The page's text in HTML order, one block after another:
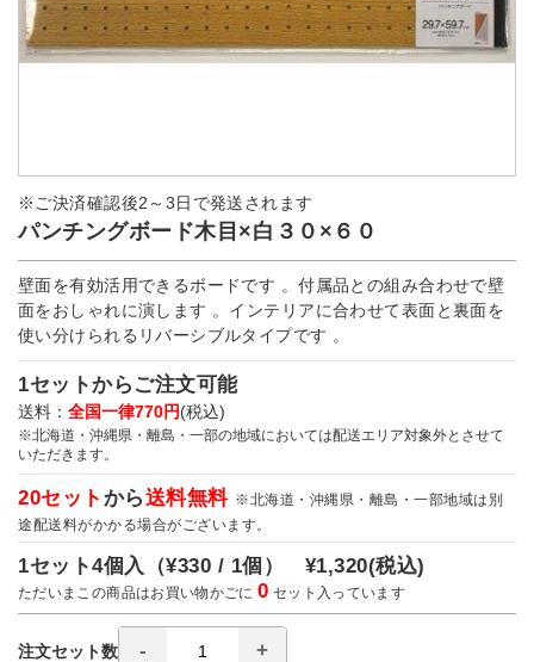
※ご決済確認後2～3日で発送されます
パンチングボード木目×白３０×６０
壁面を有効活用できるボードです 。付属品との組み合わせで壁
面をおしゃれに演します 。インテリアに合わせて表面と裏面を
使い分けられるリバーシブルタイプです 。
1セットからご注文可能
送料： 全国一律770円(税込)
※北海道・沖縄県・離島・一部の地域においては配送エリア対象外とさせて
いただきます。
20セット から送料無料 ※北海道・沖縄県・離島・一部地域は別
途配送料がかかる場合がございます。
1セット4個入（¥330 / 1個） ¥1,320(税込)
ただいまこの商品はお買い物かごに0 セット入っています
注文セット数